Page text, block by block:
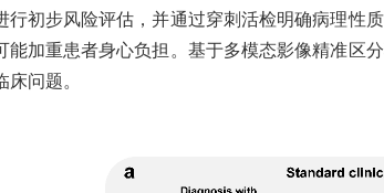
行初步风险评估，并通过穿刺活检明确病理性
能加重患者身心负担。 基于多模态影像精准区
床问题。